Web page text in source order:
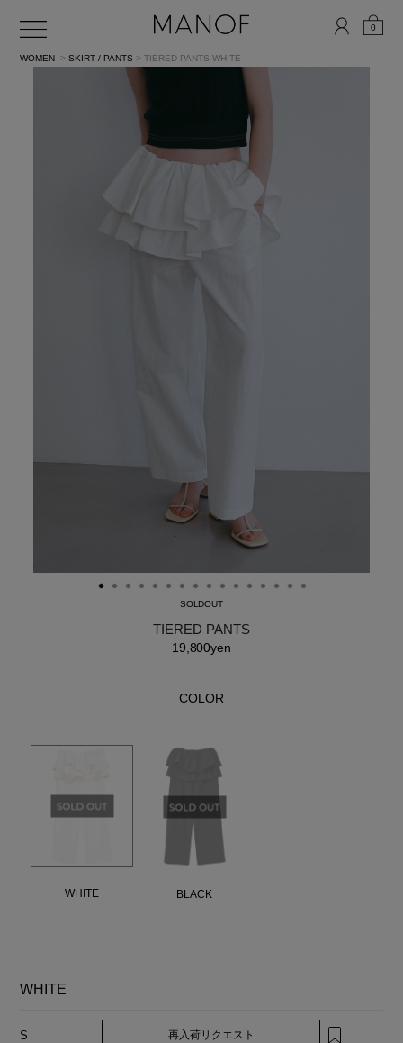
0
WOMEN >SKIRT / PANTS > TIERED PANTSWHITE
SOLDOUT
TIERED PANTS
19,800yen
COLOR
WHITE BLACK
WHITE
S 再入荷リクエスト